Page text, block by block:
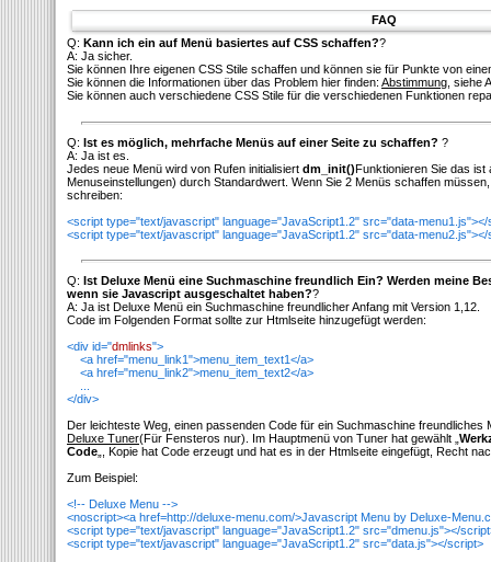
FAQ
Q: Kann ich ein auf Menü basiertes auf CSS schaffen??
A: Ja sicher.
Sie können Ihre eigenen CSS Stile schaffen und können sie für Punkte von
Sie können die Informationen über das Problem hier finden: Abstimmung , siehe
Sie können auch verschiedene CSS Stile für die verschiedenen Funktionen
Q: Ist es möglich, mehrfache Menüs auf einer Seite zu schaffen? ?
A: Ja ist es.
Jedes neue Menü wird von Rufen initialisiert dm_init()Funktionieren Sie das ist
Menuseinstellungen) durch Standardwert. Wenn Sie 2 Menüs schaffen
schreiben:
<script type="text/javascript" language="JavaScript1.2" src="data-menu1.js"></
<script type="text/javascript" language="JavaScript1.2" src="data-menu2.js"></
Q: Ist Deluxe Menü eine Suchmaschine freundlich Ein? Werden meine
wenn sie Javascript ausgeschaltet haben??
A: Ja ist Deluxe Menü ein Suchmaschine freundlicher Anfang mit Version 1,12.
Code im Folgenden Format sollte zur Htmlseite hinzugefügt werden:
<div id="dmlinks">
<a href="menu_link1">menu_item_text1</a>
<a href="menu_link2">menu_item_text2</a>
</div>
Der leichteste Weg, einen passenden Code für ein Suchmaschine freundliches
Deluxe Tuner(Für Fensteros nur). Im Hauptmenü von Tuner hat gewählt „
Code „, Kopie hat Code erzeugt und hat es in der Htmlseite eingefügt, Recht
Zum Beispiel:
<!-- Deluxe Menu -->
<noscript><a href=http://deluxe-menu.com/>Javascript Menu by Deluxe-
<script type="text/javascript" language="JavaScript1.2" src="dmenu.js"></
<script type="text/javascript" language="JavaScript1.2" src="data.js"></script>